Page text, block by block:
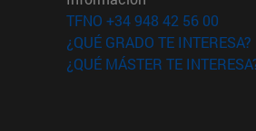
ventana)
nueva ventana)
en nueva ventana)
en nueva ventana)
TFNO +34 948 42 56 00
¿QUÉ GRADO TE INTERESA?
¿QUÉ MÁSTER TE